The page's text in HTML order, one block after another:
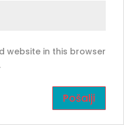
website in this browser